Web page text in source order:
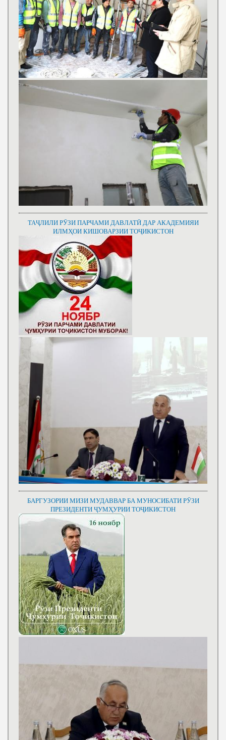
ТАҶЛИЛИ РӮЗИ ПАРЧАМИ ДАВЛАТӢ ДАР АКАДЕМИЯИ
ИЛМҲОИ КИШОВАРЗИИ ТОҶИКИСТОН
БАРГУЗОРИИ МИЗИ МУДАВВАР БА МУНОСИБАТИ РӮЗИ
ПРЕЗИДЕНТИ ҶУМҲУРИИ ТОҶИКИСТОН